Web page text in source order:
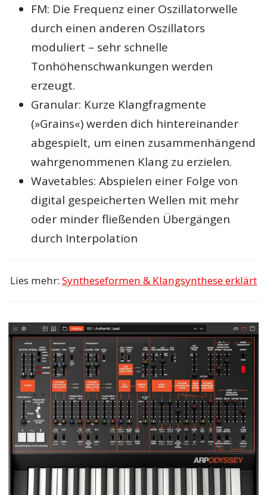
FM: Die Frequenz einer Oszillatorwelle
durch einen anderen Oszillators
moduliert – sehr schnelle
Tonhöhenschwankungen werden
erzeugt.
Granular: Kurze Klangfragmente
(»Grains«) werden dich hintereinander
abgespielt, um einen zusammenhängend
wahrgenommenen Klang zu erzielen.
Wavetables: Abspielen einer Folge von
digital gespeicherten Wellen mit mehr
oder minder fließenden Übergängen
durch Interpolation
Lies mehr: Syntheseformen & Klangsynthese erklärt